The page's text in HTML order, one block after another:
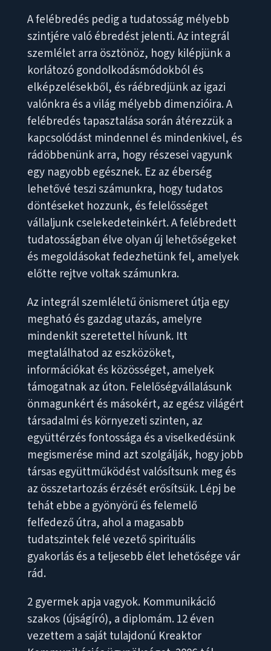
A felébredés pedig a tudatosság mélyebb
szintjére való ébredést jelenti. Az integrál
szemlélet arra ösztönöz, hogy kilépjünk a
korlátozó gondolkodásmódokból és
elképzelésekből, és ráébredjünk az igazi
valónkra és a világ mélyebb dimenzióira. A
felébredés tapasztalása során átérezzük a
kapcsolódást mindennel és mindenkivel, és
rádöbbenünk arra, hogy részesei vagyunk
egy nagyobb egésznek. Ez az éberség
lehetővé teszi számunkra, hogy tudatos
döntéseket hozzunk, és felelősséget
vállaljunk cselekedeteinkért. A felébredett
tudatosságban élve olyan új lehetőségeket
és megoldásokat fedezhetünk fel, amelyek
előtte rejtve voltak számunkra.
Az integrál szemléletű önismeret útja egy
megható és gazdag utazás, amelyre
mindenkit szeretettel hívunk. Itt
megtalálhatod az eszközöket,
információkat és közösséget, amelyek
támogatnak az úton. Felelőségvállalásunk
önmagunkért és másokért, az egész világért
társadalmi és környezeti szinten, az
együttérzés fontossága és a viselkedésünk
megismerése mind azt szolgálják, hogy jobb
társas együttműködést valósítsunk meg és
az összetartozás érzését erősítsük. Lépj be
tehát ebbe a gyönyörű és felemelő
felfedező útra, ahol a magasabb
tudatszintek felé vezető spirituális
gyakorlás és a teljesebb élet lehetősége vár
rád.
2 gyermek apja vagyok. Kommunikáció
szakos (újságíró), a diplomám. 12 éven
vezettem a saját tulajdonú Kreaktor